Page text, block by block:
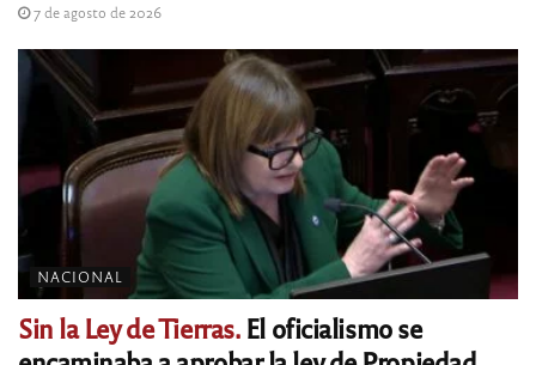
7 de agosto de 2026
NACIONAL
Sin la Ley de Tierras.El oficialismo se